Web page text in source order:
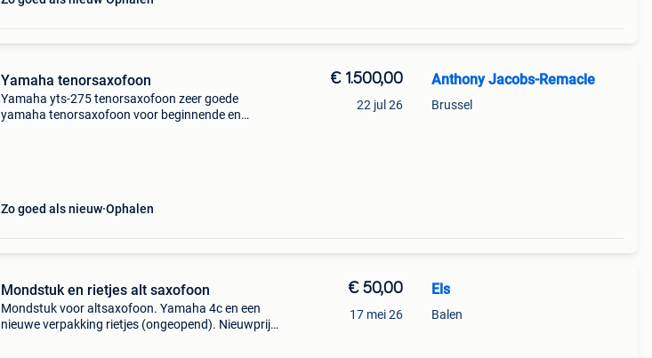
Yamaha tenorsaxofoon
Yamaha yts-275 tenorsaxofoon zeer goede
yamaha tenorsaxofoon voor beginnende en
Zo goed als nieuw Ophalen
€ 1.500,00
22 jul 26
Anthony Jacobs-Remacle
Brussel
Mondstuk en rietjes alt saxofoon
Mondstuk voor altsaxofoon. Yamaha 4c en een
nieuwe verpakking rietjes (ongeopend). Nieuwprijs
€ 50,00
17 mei 26
Els
Balen